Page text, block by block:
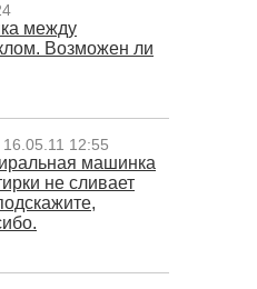
между
Возможен ли
12:55
машинка
не сливает